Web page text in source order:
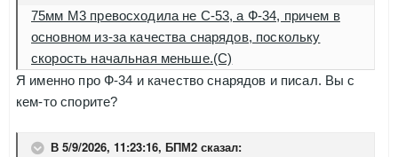
75мм М3 превосходила не С-53, а Ф-34, причем в
основном из-за качества снарядов, поскольку
скорость начальная меньше.(С)
Я именно про Ф-34 и качество снарядов и писал. Вы с
кем-то спорите?
В 5/9/2026, 11:23:16, БПМ2 сказал: